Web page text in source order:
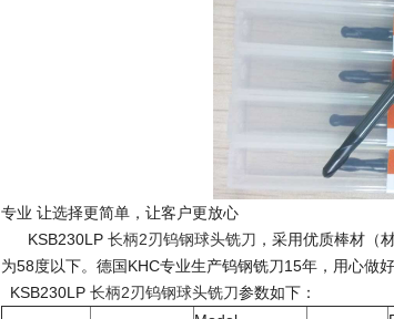
专业 让选择更简单，让客户更放心
KSB230LP 长柄2刃钨钢球头铣刀 ，采用优质棒材（
为58度以下。德国KHC专业生产钨钢铣刀15年，用心做
KSB230LP 长柄2刃钨钢球头铣刀参数如下：